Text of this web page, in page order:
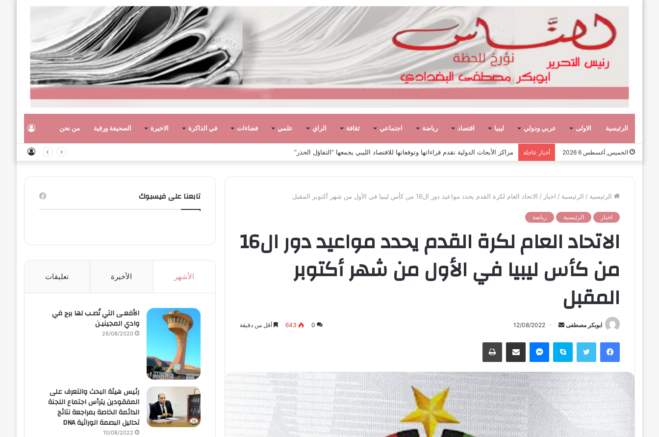
الرئيسية الاولى عربي ودولي ليبيا اقتصاد رياضة اجتماعي ثقافة الراي علمي فضاءات في الذاكرة الاخيرة الصحيفة ورقية من نحن
الخميس, أغسطس 6 2026 أخبار عاجلة عشر حكومات وأحد عشر تشكيلاً وزارياً في ليبيا بين الاستقلال والانقلاب (1951 – 1969)
الرئيسية / الرئيسية / اخبار / الاتحاد العام لكرة القدم يحدد مواعيد دور ال16 من كأس ليبيا في الأول من شهر أكتوبر المقبل
اخبار الرئيسية رياضة
الاتحاد العام لكرة القدم يحدد مواعيد دور ال16
من كأس ليبيا في الأول من شهر أكتوبر
المقبل
ابوبكر مصطفى
أ
ب
ر
12/08/2022
0
643 أقل من دقيقة
فيسبوك تويتر سكايب ماسنجر مشاركة عبر البريد طباعة
تابعنا على فيسبوك
الأشهر الأخيرة تعليقات
الأفعـى التي نُصـب لها برج في
وادي المجينيـن
26/08/2020
رئيس هيئة البحث والتعرف على
المفقودين يترأس اجتماع اللجنة
الدائمة الخاصة بمراجعة نتائج
تحاليل البصمة الوراثية DNA
10/08/2022